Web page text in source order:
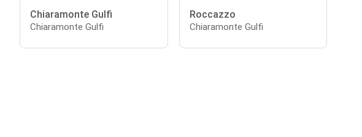
Chiaramonte Gulfi
Chiaramonte Gulfi
Roccazzo
Chiaramonte Gulfi